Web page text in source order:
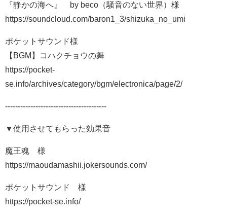
『静かの海へ』 by beco（騒音のない世界）様
https://soundcloud.com/baron1_3/shizuka_no_umi
ポケットサウンド様
【BGM】コハクチョウの舞
https://pocket-
se.info/archives/category/bgm/electronica/page/2/
----------------------------------------
▼使用させてもらった効果音
魔王魂 様
https://maoudamashii.jokersounds.com/
ポケットサウンド 様
https://pocket-se.info/